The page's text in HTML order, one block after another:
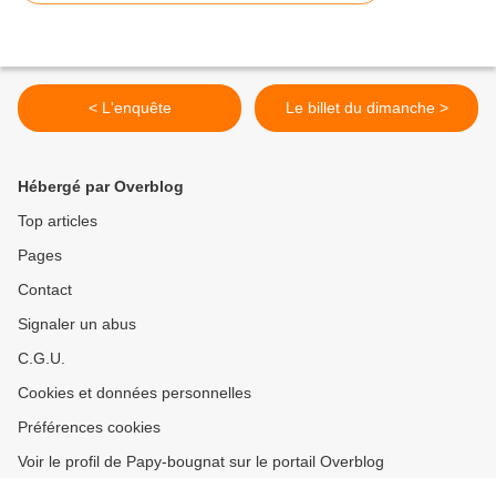
< L'enquête Le billet du dimanche >
Hébergé par Overblog
Top articles
Pages
Contact
Signaler un abus
C.G.U.
Cookies et données personnelles
Préférences cookies
Voir le profil de Papy-bougnat sur le portail Overblog